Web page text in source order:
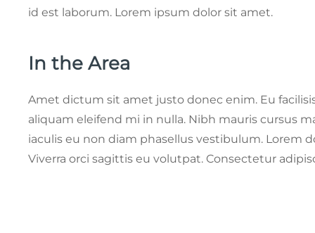
id est laborum. Lorem ipsum dolor sit amet.
In the Area
Amet dictum sit amet justo donec enim. Eu
aliquam eleifend mi in nulla. Nibh mauris cursus
iaculis eu non diam phasellus vestibulum. Lorem
Viverra orci sagittis eu volutpat. Consectetur